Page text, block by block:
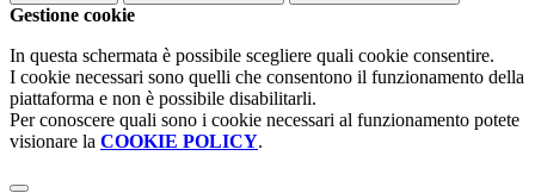
Gestione cookie
In questa schermata è possibile scegliere quali cookie consentire.
I cookie necessari sono quelli che consentono il funzionamento della
piattaforma e non è possibile disabilitarli.
Per conoscere quali sono i cookie necessari al funzionamento potete
visionare la COOKIE POLICY.